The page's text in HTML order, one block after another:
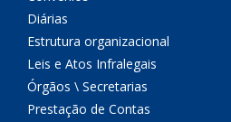
Diárias
Estrutura organizacional
Leis e Atos Infralegais
Órgãos \ Secretarias
Prestação de Contas